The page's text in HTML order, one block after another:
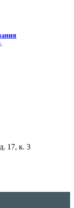
17, к. 3